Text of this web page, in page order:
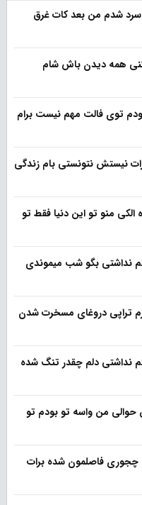
سرد شدم من بعد کات غرق
همه دیدن باش شام
توی فالت مهم نیست برام
نیستش نتونستی بام زندگی
منو تو این دنیا فقط تو
نداشتی بگو شب میموندی
تراپی دروغای مسخرت شدن
نداشتی دلم چقدر تنگ شده
حوالی من واسه تو‌ بودم تو
چجوری فاصلمون شده برات